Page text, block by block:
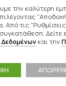
την καλύτερη
τις
Δείτε
και την